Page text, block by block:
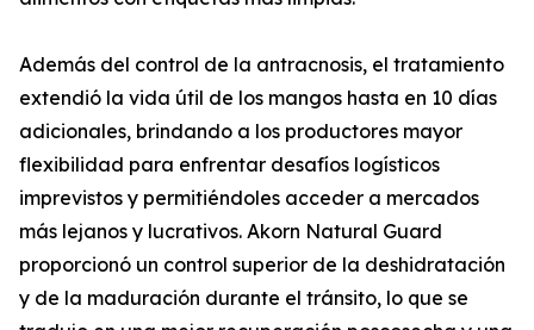
Además del control de la antracnosis, el tratamiento
extendió la vida útil de los mangos hasta en 10 días
adicionales, brindando a los productores mayor
flexibilidad para enfrentar desafíos logísticos
imprevistos y permitiéndoles acceder a mercados
más lejanos y lucrativos. Akorn Natural Guard
proporcionó un control superior de la deshidratación
y de la maduración durante el tránsito, lo que se